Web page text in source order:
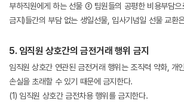
부하직원에게 하는 선물 ② 팀원들의 공평한 비용부담으
금지)들간의 부담 없는 생일선물, 입사기념일 선물 교환
5. 임직원 상호간의 금전거래 행위 금지
임직원 상호간 연관된 금전거래 행위는 조직력 약화, 개
손실을 초래할 수 있기 때문에 금지한다.
(1) 임직원 상호간 금전차용 행위를 금지한다.